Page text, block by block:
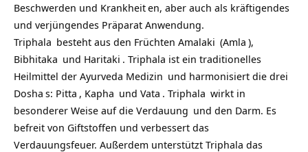
Beschwerden und Krankheiten, aber auch als kräftigendes
und verjüngendes Präparat Anwendung.
Triphala besteht aus den Früchten Amalaki (Amla ),
Bibhitaka und Haritaki . Triphala ist ein traditionelles
Heilmittel der Ayurveda Medizin und harmonisiert die drei
Dosha s: Pitta , Kapha und Vata . Triphala wirkt in
besonderer Weise auf die Verdauung und den Darm. Es
befreit von Giftstoffen und verbessert das
Verdauungsfeuer. Außerdem unterstützt Triphala das